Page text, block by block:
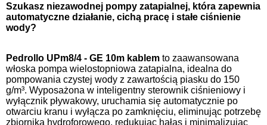
Szukasz niezawodnej pompy zatapialnej, która zapewnia
automatyczne działanie, cichą pracę i stałe ciśnienie
wody?
Pedrollo UPm8/4 - GE 10m kablem to zaawansowana
włoska pompa wielostopniowa zatapialna, idealna do
pompowania czystej wody z zawartością piasku do 150
g/m³. Wyposażona w inteligentny sterownik ciśnieniowy i
wyłącznik pływakowy, uruchamia się automatycznie po
otwarciu kranu i wyłącza po zamknięciu, eliminując potrzebę
zbiornika hydroforowego, redukując hałas i minimalizując